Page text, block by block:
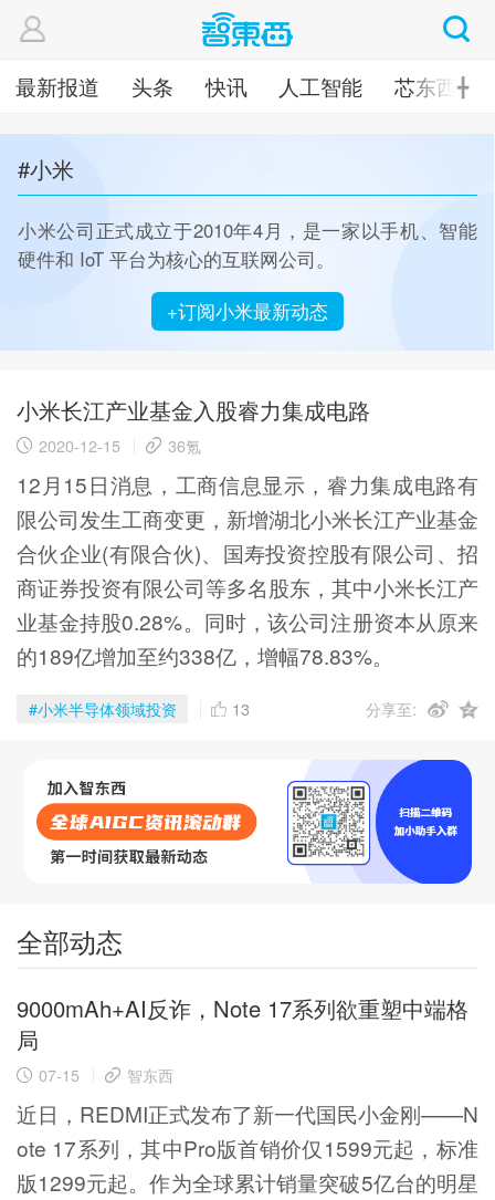
最新报道 头条 快讯 人工智能 芯东西 ╋
#小米
小米公司正式成立于2010年4月，是一家以手机、智能
硬件和 IoT 平台为核心的互联网公司。
+订阅小米最新动态
小米长江产业基金入股睿力集成电路
2020-12-15 36氪
12月15日消息，工商信息显示，睿力集成电路有
限公司发生工商变更，新增湖北小米长江产业基金
合伙企业(有限合伙)、国寿投资控股有限公司、招
商证券投资有限公司等多名股东，其中小米长江产
业基金持股0.28%。同时，该公司注册资本从原来
的189亿增加至约338亿，增幅78.83%。
#小米半导体领域投资 13 分享至:
全部动态
9000mAh+AI反诈，Note 17系列欲重塑中端格
局
07-15 智东西
近日，REDMI正式发布了新一代国民小金刚——N
ote 17系列，其中Pro版首销价仅1599元起，标准
版1299元起。作为全球累计销量突破5亿台的明星